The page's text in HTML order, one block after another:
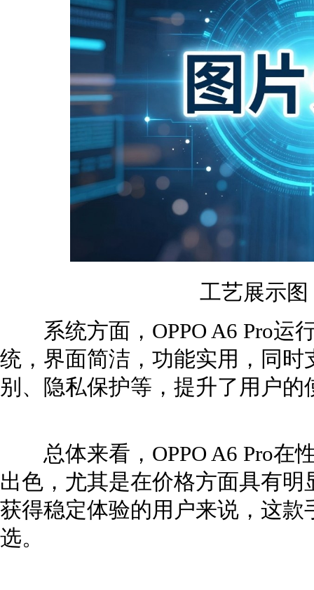
工艺展示
系统方面，OPPO A6 Pro运行
统，界面简洁，功能实用，同
别、隐私保护等，提升了用户的
总体来看，OPPO A6 Pro在
出色，尤其是在价格方面具有
获得稳定体验的用户来说，这
选。